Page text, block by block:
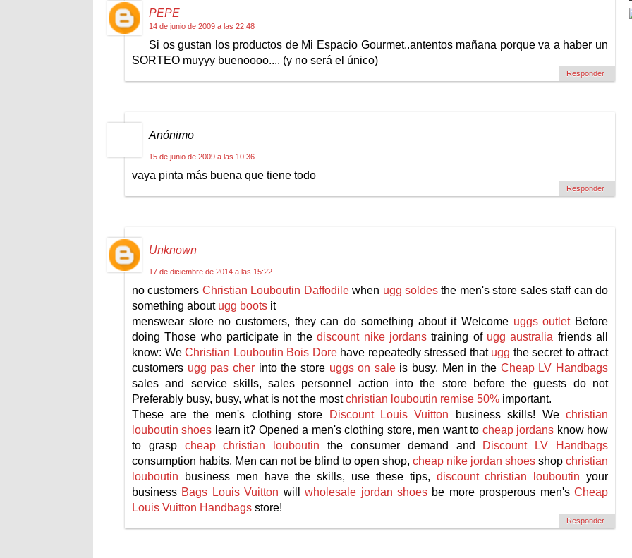
PEPE
14 de junio de 2009 a las 22:48
Si os gustan los productos de Mi Espacio Gourmet..antentos mañana porque va a haber un
SORTEO muyyy buenoooo.... (y no será el único)
Responder
Anónimo
15 de junio de 2009 a las 10:36
vaya pinta más buena que tiene todo
Responder
Unknown
17 de diciembre de 2014 a las 15:22
no customers Christian Louboutin Daffodilewhen ugg soldes the men's store sales staff can do
something about ugg boots it
menswear store no customers, they can do something about it Welcome uggs outletBefore
doing Those who participate in thediscount nike jordanstraining of ugg australia friends all
know: We Christian Louboutin Bois Dorehave repeatedly stressed that ugg the secret to attract
customers ugg pas cherinto the store uggs on saleis busy. Men in the Cheap LV Handbags
sales and service skills, sales personnel action into the store before the guests do not
Preferably busy, busy, what is not the mostchristian louboutin remise 50% important.
These are the men's clothing store
Discount Louis Vuitton business skills! Wechristian
louboutin shoes learn it? Opened a men's clothing store, men want to cheap jordans know how
to grasp cheap christian louboutin the consumer demand and Discount LV Handbags
consumption habits. Men can not be blind to open shop, cheap nike jordan shoes shop christian
louboutin business men have the skills, use these tips, discount christian louboutin your
business Bags Louis Vuitton willwholesale jordan shoesbe more prosperous men'sCheap
Louis Vuitton Handbags store!
Responder